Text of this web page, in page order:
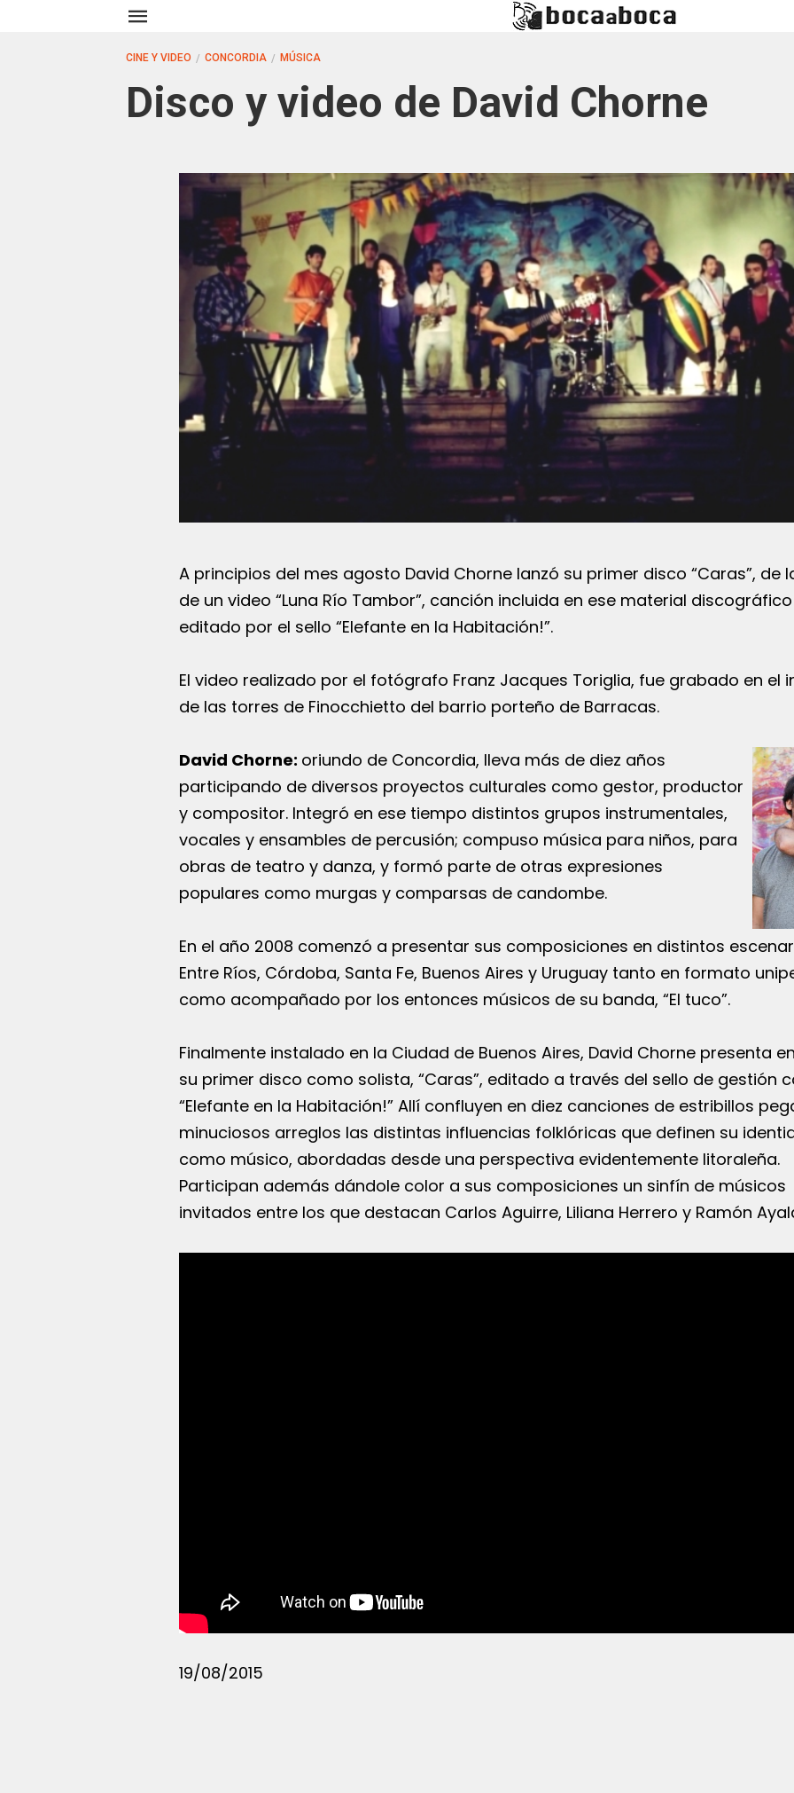
CINE Y VIDEO CONCORDIA MÚSICA
Disco y video de David Chorne
A principios del mes agosto David Chorne lanzó su primer disco “Caras”, de
de un video “Luna Río Tambor”, canción incluida en ese material discográfico
editado por el sello “Elefante en la Habitación!”.
El video realizado por el fotógrafo Franz Jacques Toriglia, fue grabado en el
de las torres de Finocchietto del barrio porteño de Barracas.
David Chorne: oriundo de Concordia, lleva más de diez años
participando de diversos proyectos culturales como gestor, productor
y compositor. Integró en ese tiempo distintos grupos instrumentales,
vocales y ensambles de percusión; compuso música para niños, para
obras de teatro y danza, y formó parte de otras expresiones
populares como murgas y comparsas de candombe.
En el año 2008 comenzó a presentar sus composiciones en distintos
Entre Ríos, Córdoba, Santa Fe, Buenos Aires y Uruguay tanto en formato
como acompañado por los entonces músicos de su banda, “El tuco”.
Finalmente instalado en la Ciudad de Buenos Aires, David Chorne presenta
su primer disco como solista, “Caras”, editado a través del sello de gestión
“Elefante en la Habitación!” Allí confluyen en diez canciones de estribillos
minuciosos arreglos las distintas influencias folklóricas que definen su
como músico, abordadas desde una perspectiva evidentemente litoraleña.
Participan además dándole color a sus composiciones un sinfín de músicos
invitados entre los que destacan Carlos Aguirre, Liliana Herrero y Ramón
19/08/2015